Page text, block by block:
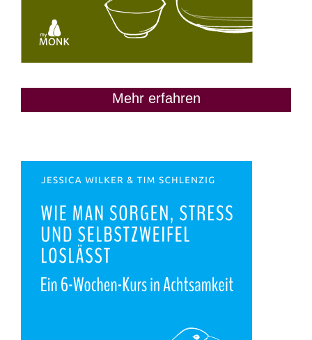
Mehr erfahren